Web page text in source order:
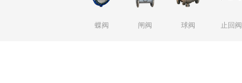
蝶阀 闸阀 球阀 止回阀